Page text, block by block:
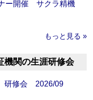
ー開催 サクラ精機
もっと見る »
機関の生涯研修会
研修会 2026/09